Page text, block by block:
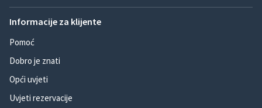
Informacije za klijente
Pomoć
Dobro je znati
Opći uvjeti
Uvjeti rezervacije